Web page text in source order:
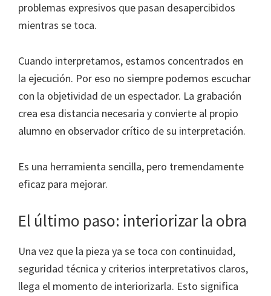
problemas expresivos que pasan desapercibidos
mientras se toca.
Cuando interpretamos, estamos concentrados en
la ejecución. Por eso no siempre podemos escuchar
con la objetividad de un espectador. La grabación
crea esa distancia necesaria y convierte al propio
alumno en observador crítico de su interpretación.
Es una herramienta sencilla, pero tremendamente
eficaz para mejorar.
El último paso: interiorizar la obra
Una vez que la pieza ya se toca con continuidad,
seguridad técnica y criterios interpretativos claros,
llega el momento de interiorizarla. Esto significa